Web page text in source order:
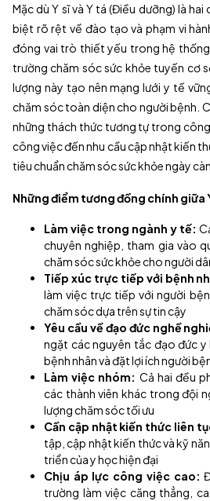
Mặc dù Y sĩ và Y tá (Điều dưỡng) là
biệt rõ rệt về đào tạo và phạm vi
đóng vai trò thiết yếu trong hệ
trường chăm sóc sức khỏe tuyến cơ
lượng này tạo nên mạng lưới y tế
chăm sóc toàn diện cho người bệnh.
những thách thức tương tự trong
công việc đến nhu cầu cập nhật kiến
tiêu chuẩn chăm sóc sức khỏe ngày
Những điểm tương đồng chính giữa
Làm việc trong ngành y tế:
chuyên nghiệp, tham gia vào
chăm sóc sức khỏe cho người
Tiếp xúc trực tiếp với bệnh
làm việc trực tiếp với người
chăm sóc dựa trên sự tin cậy
Yêu cầu về đạo đức nghề
ngặt các nguyên tắc đạo đức
bệnh nhân và đặt lợi ích người
Làm việc nhóm: Cả hai đều
các thành viên khác trong đội
lượng chăm sóc tối ưu
Cần cập nhật kiến thức liên
tập, cập nhật kiến thức và kỹ
triển của y học hiện đại
Chịu áp lực công việc cao:
trường làm việc căng thẳng,